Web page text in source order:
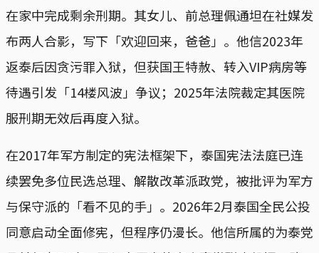
在家中完成剩余刑期。其女儿、前总理佩通坦在社媒发
布两人合影，写下「欢迎回来，爸爸」。他信2023年
返泰后因贪污罪入狱，但获国王特赦、转入VIP病房等
待遇引发「14楼风波」争议；2025年法院裁定其医院
服刑期无效后再度入狱。
在2017年军方制定的宪法框架下，泰国宪法法庭已连
续罢免多位民选总理、解散改革派政党，被批评为军方
与保守派的「看不见的手」。2026年2月泰国全民公投
同意启动全面修宪，但程序仍漫长。他信所属的为泰党